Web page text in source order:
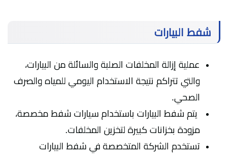
شفط البيارات
عملية إزالة المخلفات الصلبة والسائلة من البيارات،
والتي تتراكم نتيجة الاستخدام اليومي للمياه والصرف
الصحي.
يتم شفط البيارات باستخدام سيارات شفط مخصصة،
مزودة بخزانات كبيرة لتخزين المخلفات.
تستخدم الشركة المتخصصة في شفط البيارات